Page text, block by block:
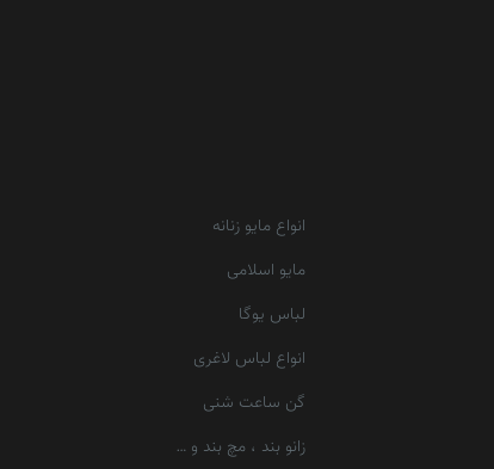
انواع مایو زنانه
مایو اسلامی
لباس یوگا
انواع لباس لاغری
گن ساعت شنی
زانو بند ، مچ بند و …